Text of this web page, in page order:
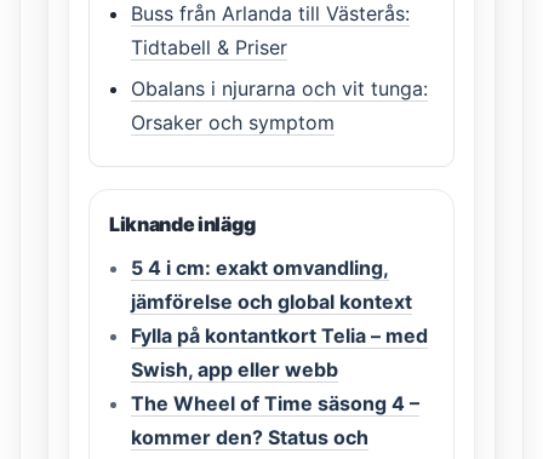
Buss från Arlanda till Västerås:
Tidtabell & Priser
Obalans i njurarna och vit tunga:
Orsaker och symptom
Liknande inlägg
5 4 i cm: exakt omvandling,
jämförelse och global kontext
Fylla på kontantkort Telia – med
Swish, app eller webb
The Wheel of Time säsong 4 –
kommer den? Status och